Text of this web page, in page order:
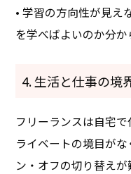
• 学習の方向性が見え
を学べばよいのか分か
4. 生活と仕事の境
フリーランスは自宅
ライベートの境目が
ン・オフの切り替え